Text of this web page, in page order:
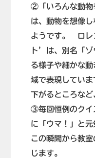
②「いろんな動物
は、動物を想像
ようです。 ロ
ト’は、別名「ゾ
る様子や細かな
域で表現してい
下がるところなど
③毎回恒例のクイ
に「ウマ！」と元
この瞬間から教
じます。